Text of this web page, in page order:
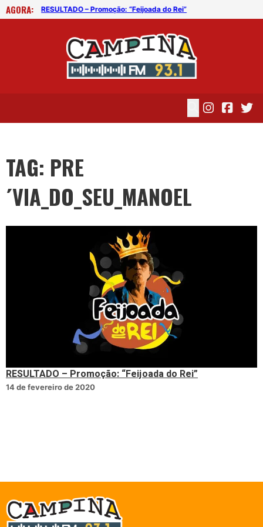
AGORA: RESULTADO – Promoção: “Feijoada do Rei”
TAG: PRE
´VIA_DO_SEU_MANOEL
RESULTADO – Promoção: “Feijoada do Rei”
14 de fevereiro de 2020